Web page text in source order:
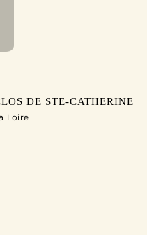
DE STE-CATHERINE
Loire